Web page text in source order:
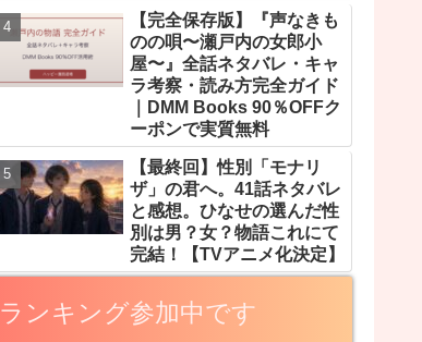
【完全保存版】『声なきも
のの唄〜瀬戸内の女郎小
屋〜』全話ネタバレ・キャ
ラ考察・読み方完全ガイド
｜DMM Books 90％OFFク
ーポンで実質無料
【最終回】性別「モナリ
ザ」の君へ。41話ネタバレ
と感想。ひなせの選んだ性
別は男？女？物語これにて
完結！【TVアニメ化決定】
ランキング参加中です